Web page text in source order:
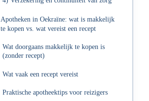
Apotheken in Oekraïne: wat is makkelijk
te kopen vs. wat vereist een recept
Wat doorgaans makkelijk te kopen is
(zonder recept)
Wat vaak een recept vereist
Praktische apotheektips voor reizigers